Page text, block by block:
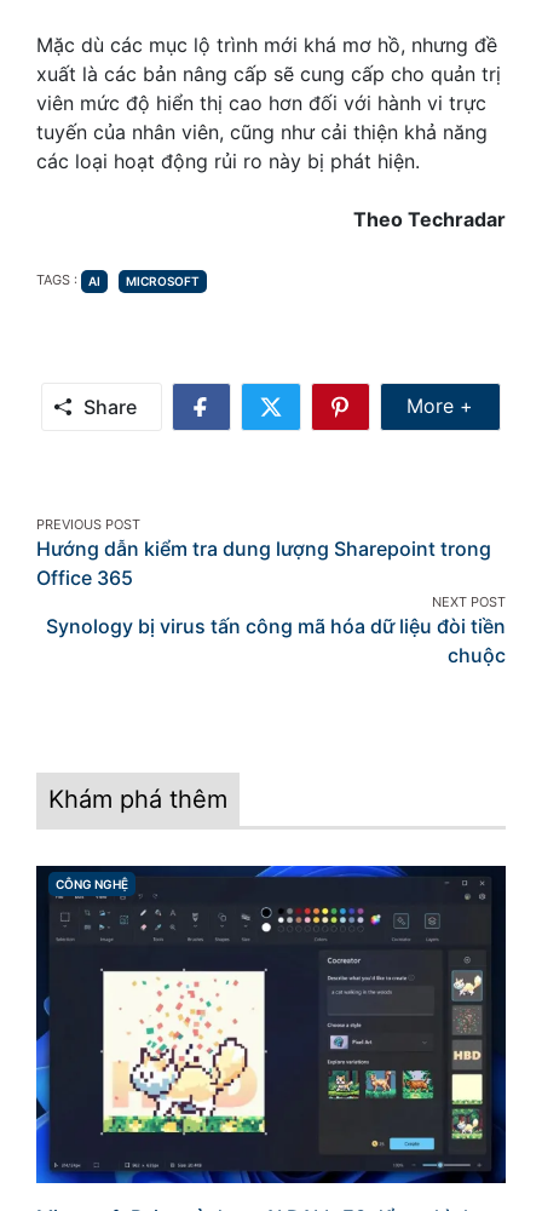
Mặc dù các mục lộ trình mới khá mơ hồ, nhưng đề
xuất là các bản nâng cấp sẽ cung cấp cho quản trị
viên mức độ hiển thị cao hơn đối với hành vi trực
tuyến của nhân viên, cũng như cải thiện khả năng
các loại hoạt động rủi ro này bị phát hiện.
Theo Techradar
TAGS : TAGS
AI MICROSOFT
Share
Share
Share
Share
More +
Post
navigation
PREVIOUS POST
Hướng dẫn kiểm tra dung lượng Sharepoint trong
Office 365
NEXT POST
Synology bị virus tấn công mã hóa dữ liệu đòi tiền
chuộc
Khám phá thêm
CATEGORIES
CÔNG NGHỆ